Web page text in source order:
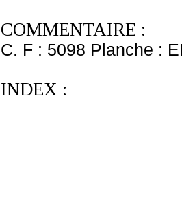
COMMENTAIRE :
C. F : 5098 Planche :
INDEX :